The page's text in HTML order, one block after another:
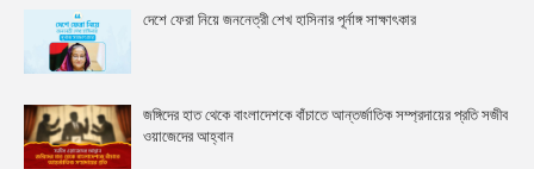
দেশে ফেরা নিয়ে জননেত্রী শেখ হাসিনার পূর্নাঙ্গ সাক্ষাৎকার
জঙ্গিদের হাত থেকে বাংলাদেশকে বাঁচাতে আন্তর্জাতিক সম্প্রদায়ের প্রতি সজীব
ওয়াজেদের আহ্বান